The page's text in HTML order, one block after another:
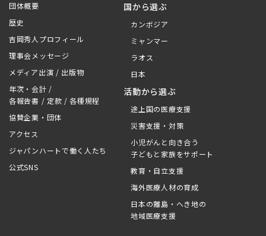
団体概要
歴史
吉岡秀人プロフィール
理事会メッセージ
メディア出演 / 出版物
年次・会計 /
各報告書 / 定款 / 各種規程
協賛企業・団体
アクセス
ジャパンハートで働く人たち
公式SNS
国から選ぶ
カンボジア
ミャンマー
ラオス
日本
活動から選ぶ
途上国の医療支援
災害支援・対策
小児がんと向き合う
子どもと家族をサポート
教育・自立支援
海外医療人材の育成
日本の離島・へき地の
地域医療支援